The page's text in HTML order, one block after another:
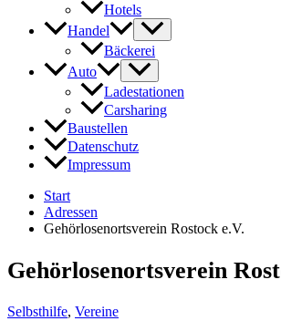
Hotels
Handel
Bäckerei
Auto
Ladestationen
Carsharing
Baustellen
Datenschutz
Impressum
Start
Adressen
Gehörlosenortsverein Rostock e.V.
Gehörlosenortsverein
Selbsthilfe, Vereine